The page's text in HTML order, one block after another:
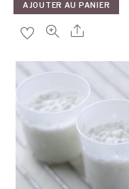
AJOUTER AU PANIER